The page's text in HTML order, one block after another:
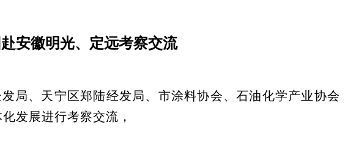
安徽明光、定远考察交流
局、天宁区郑陆经发局、市涂料协会、石油化学产业协会
发展进行考察交流，